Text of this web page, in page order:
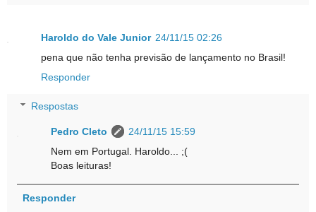
Haroldo do Vale Junior 24/11/15 02:26
pena que não tenha previsão de lançamento no Brasil!
Responder
Respostas
Pedro Cleto
24/11/15 15:59
Nem em Portugal. Haroldo... ;(
Boas leituras!
Responder